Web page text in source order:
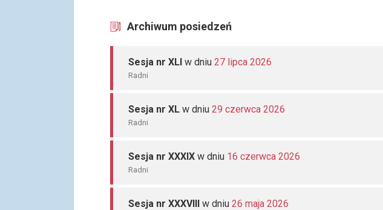
Archiwum posiedzeń
Sesja nr XLI w dniu 27 lipca 2026
Radni
Sesja nr XL w dniu 29 czerwca 2026
Radni
Sesja nr XXXIX w dniu 16 czerwca 2026
Radni
Sesja nr XXXVIII w dniu 26 maja 2026